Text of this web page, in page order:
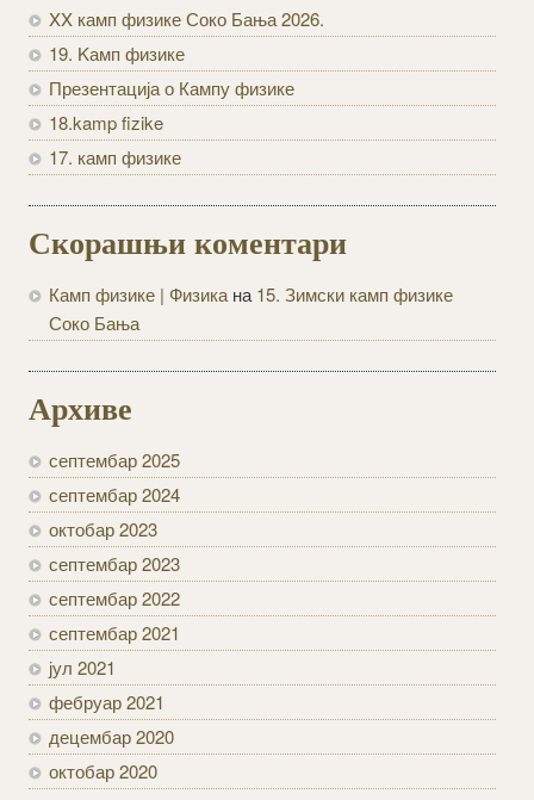
XX камп физике Соко Бања 2026.
19. Kамп физике
Презентација о Кампу физике
18.kamp fizike
17. камп физике
Скорашњи коментари
Камп физике | Физика на 15. Зимски камп физике
Соко Бања
Архиве
септембар 2025
септембар 2024
октобар 2023
септембар 2023
септембар 2022
септембар 2021
јул 2021
фебруар 2021
децембар 2020
октобар 2020